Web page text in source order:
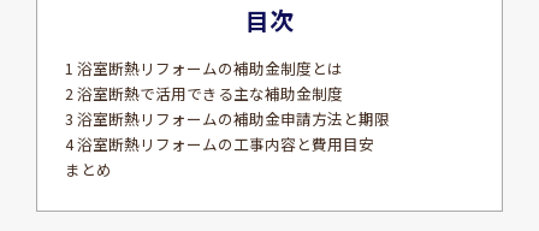
目次
1 浴室断熱リフォームの補助金制度とは
2 浴室断熱で活用できる主な補助金制度
3 浴室断熱リフォームの補助金申請方法と期限
4 浴室断熱リフォームの工事内容と費用目安
まとめ